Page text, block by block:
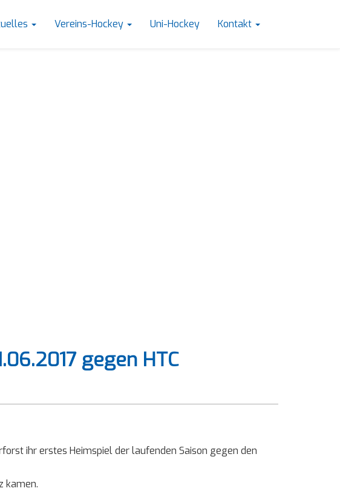
Vereins-Hockey Uni-Hockey Kontakt
gegen HTC
ihr erstes Heimspiel der laufenden Saison gegen den
kamen.